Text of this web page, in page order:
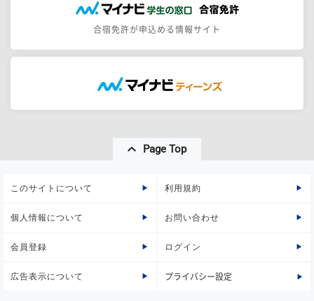
合宿免許が申込める情報サイト
Page Top
このサイトについて 利用規約
個人情報について お問い合わせ
会員登録 ログイン
広告表示について プライバシー設定